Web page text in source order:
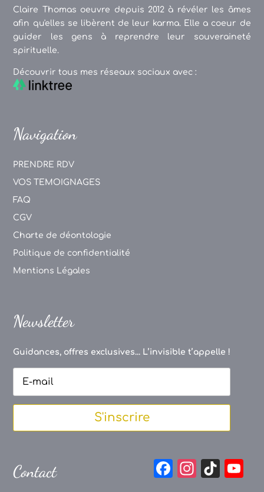
Claire Thomas oeuvre depuis 2012 à révéler les âmes
afin qu'elles se libèrent de leur karma. Elle a coeur de
guider les gens à reprendre leur souveraineté
spirituelle.
Découvrir tous mes réseaux sociaux avec :
Navigation
PRENDRE RDV
VOS TEMOIGNAGES
FAQ
CGV
Charte de déontologie
Politique de confidentialité
Mentions Légales
Newsletter
Guidances, offres exclusives... L’invisible t’appelle !
S'inscrire
Contact
F
In
Ti